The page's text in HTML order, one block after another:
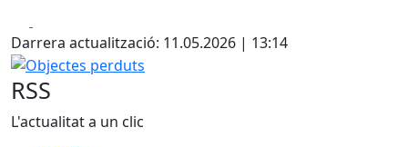
Darrera actualització: 11.05.2026 | 13:14
Objectes perduts
RSS
L'actualitat a un clic